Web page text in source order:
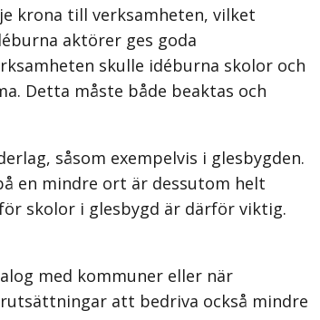
krona till verksamheten, vilket
aktörer ges goda
skulle idéburna skolor och
Detta måste både beaktas och
såsom exempelvis i glesbygden.
en mindre ort är dessutom helt
skolor i glesbygd är därför viktig.
med kommuner eller när
att bedriva också mindre